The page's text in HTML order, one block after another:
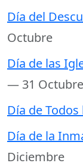
Día del
Octubre
Día de las
— 31 Octubre
Día de
Día de la
Diciembre